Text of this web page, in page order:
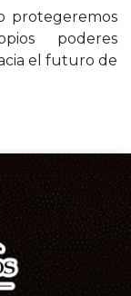
protegeremos
poderes
el futuro de